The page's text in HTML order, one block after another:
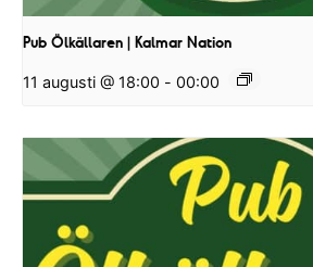
Pub Ölkällaren | Kalmar Nation
11 augusti @ 18:00 - 00:00